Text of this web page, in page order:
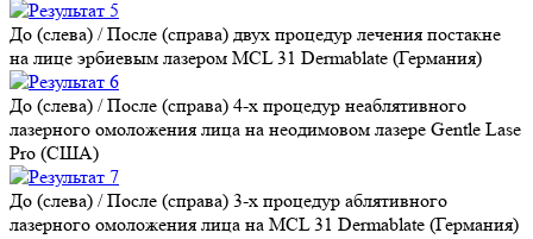
До (слева) / После (справа) двух процедур лечения постакне
на лице эрбиевым лазером MCL 31 Dermablate (Германия)
До (слева) / После (справа) 4-х процедур неаблятивного
лазерного омоложения лица на неодимовом лазере Gentle Lase
Pro (США)
До (слева) / После (справа) 3-х процедур аблятивного
лазерного омоложения лица на MCL 31 Dermablate (Германия)